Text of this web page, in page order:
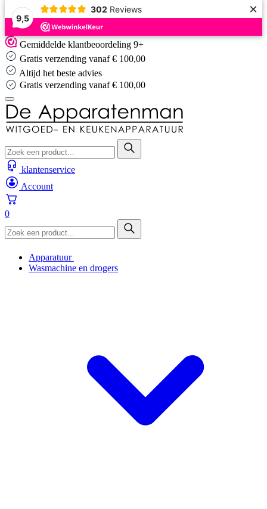
9,5
302 Reviews ×
Skip
to
content
Gemiddelde klantbeoordeling 9+
Gratis verzending vanaf € 100,00
Altijd het beste advies
Gratis verzending vanaf € 100,00
klantenservice
Account
0
Apparatuur
Wasmachine en drogers